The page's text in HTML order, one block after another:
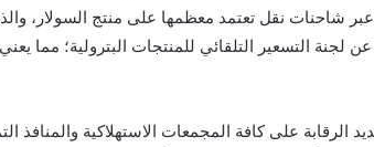
شاحنات نقل تعتمد معظمها على منتج السولار،
لجنة التسعير التلقائي للمنتجات البترولية؛ مما
الرقابة على كافة المجمعات الاستهلاكية والمنافذ